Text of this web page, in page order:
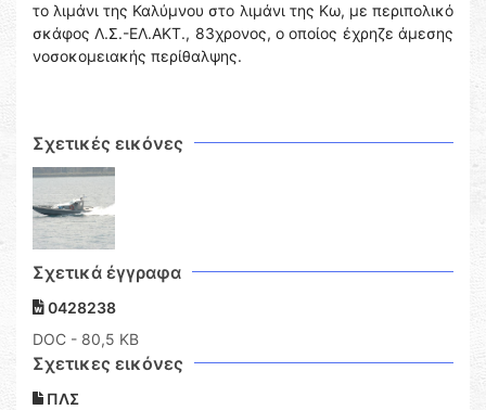
το λιμάνι της Καλύμνου στο λιμάνι της Κω, με περιπολικό
σκάφος Λ.Σ.-ΕΛ.ΑΚΤ., 83χρονος, ο οποίος έχρηζε άμεσης
νοσοκομειακής περίθαλψης.
Σχετικές εικόνες
Σχετικά έγγραφα
0428238
DOC - 80,5 KB
Σχετικες εικόνες
ΠΛΣ